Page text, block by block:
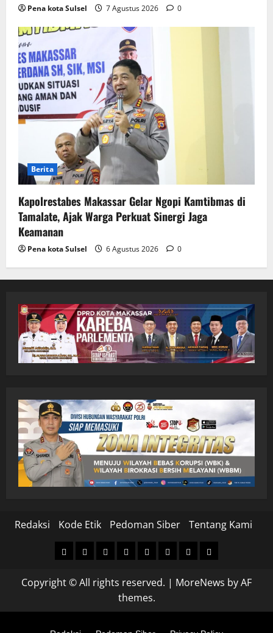
Pena kota Sulsel 7 Agustus 2026 0
Berita
Kapolrestabes Makassar Gelar Ngopi Kamtibmas di
Tamalate, Ajak Warga Perkuat Sinergi Jaga
Keamanan
Pena kota Sulsel 6 Agustus 2026 0
Redaksi Kode Etik Pedoman Siber Tentang Kami
HomeNasionalHukum
Kriminal
PolitikEkonomiPendidikan
Kesehatan
Olahraga
Copyright © All rights reserved. | MoreNews by AF
themes.